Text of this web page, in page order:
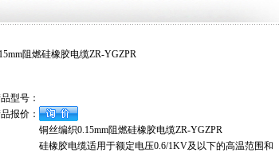
阻燃硅橡胶电缆ZR-YGZPR
型号：
报价：
铜丝编织0.15mm阻燃硅橡胶电缆ZR-YGZPR
硅橡胶电缆适用于额定电压0.6/1KV及以下的高温范围和